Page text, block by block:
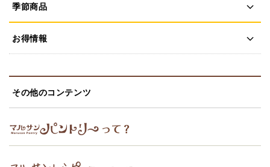
季節商品
お得情報
その他のコンテンツ